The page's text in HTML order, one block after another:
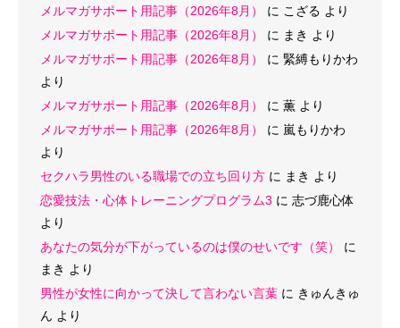
メルマガサポート用記事（2026年8月） に こざる より
メルマガサポート用記事（2026年8月）
に まき より
メルマガサポート用記事（2026年8月）
に 緊縛もりかわ
より
メルマガサポート用記事（2026年8月）
に 薫 より
メルマガサポート用記事（2026年8月）
に 嵐もりかわ
より
セクハラ男性のいる職場での立ち回り方 に まき より
恋愛技法・心体トレーニングプログラム3 に 志づ鹿心体
より
あなたの気分が下がっているのは僕のせいです（笑）
に
まき より
男性が女性に向かって決して言わない言葉 に きゅんきゅ
ん より